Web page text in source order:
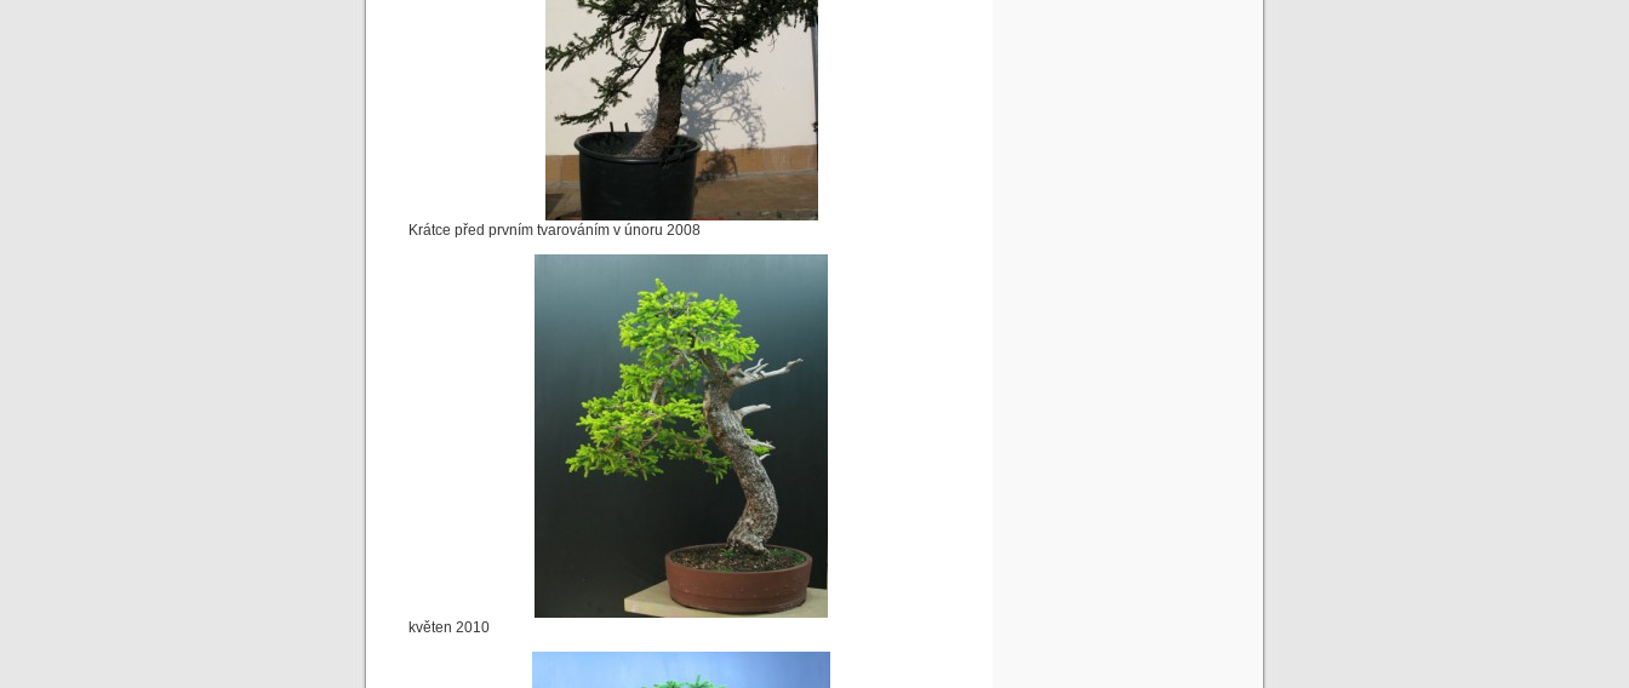
Krátce před prvním tvarováním v únoru 2008
květen 2010